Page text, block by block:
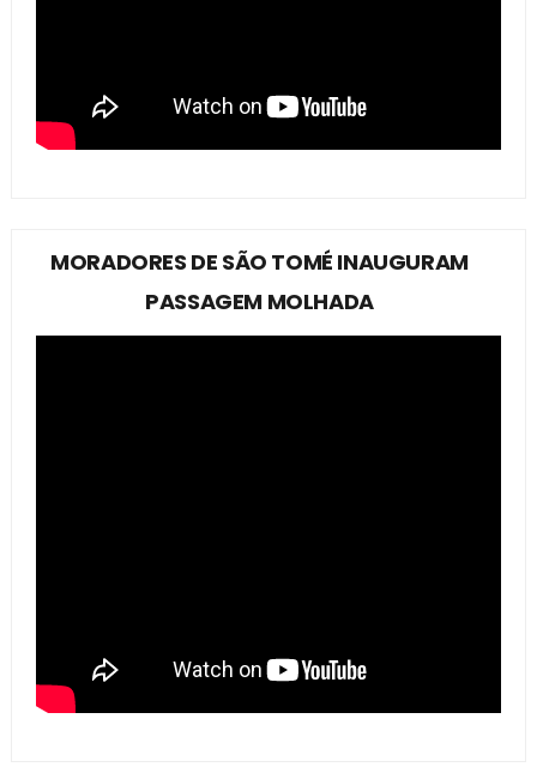
MORADORES DE SÃO TOMÉ INAUGURAM
PASSAGEM MOLHADA